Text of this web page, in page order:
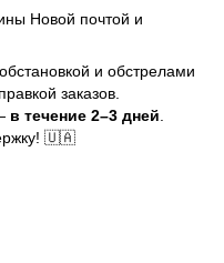
Новой почтой и
и обстрелами
заказов.
в течение 2–3 дней.
🇺🇦